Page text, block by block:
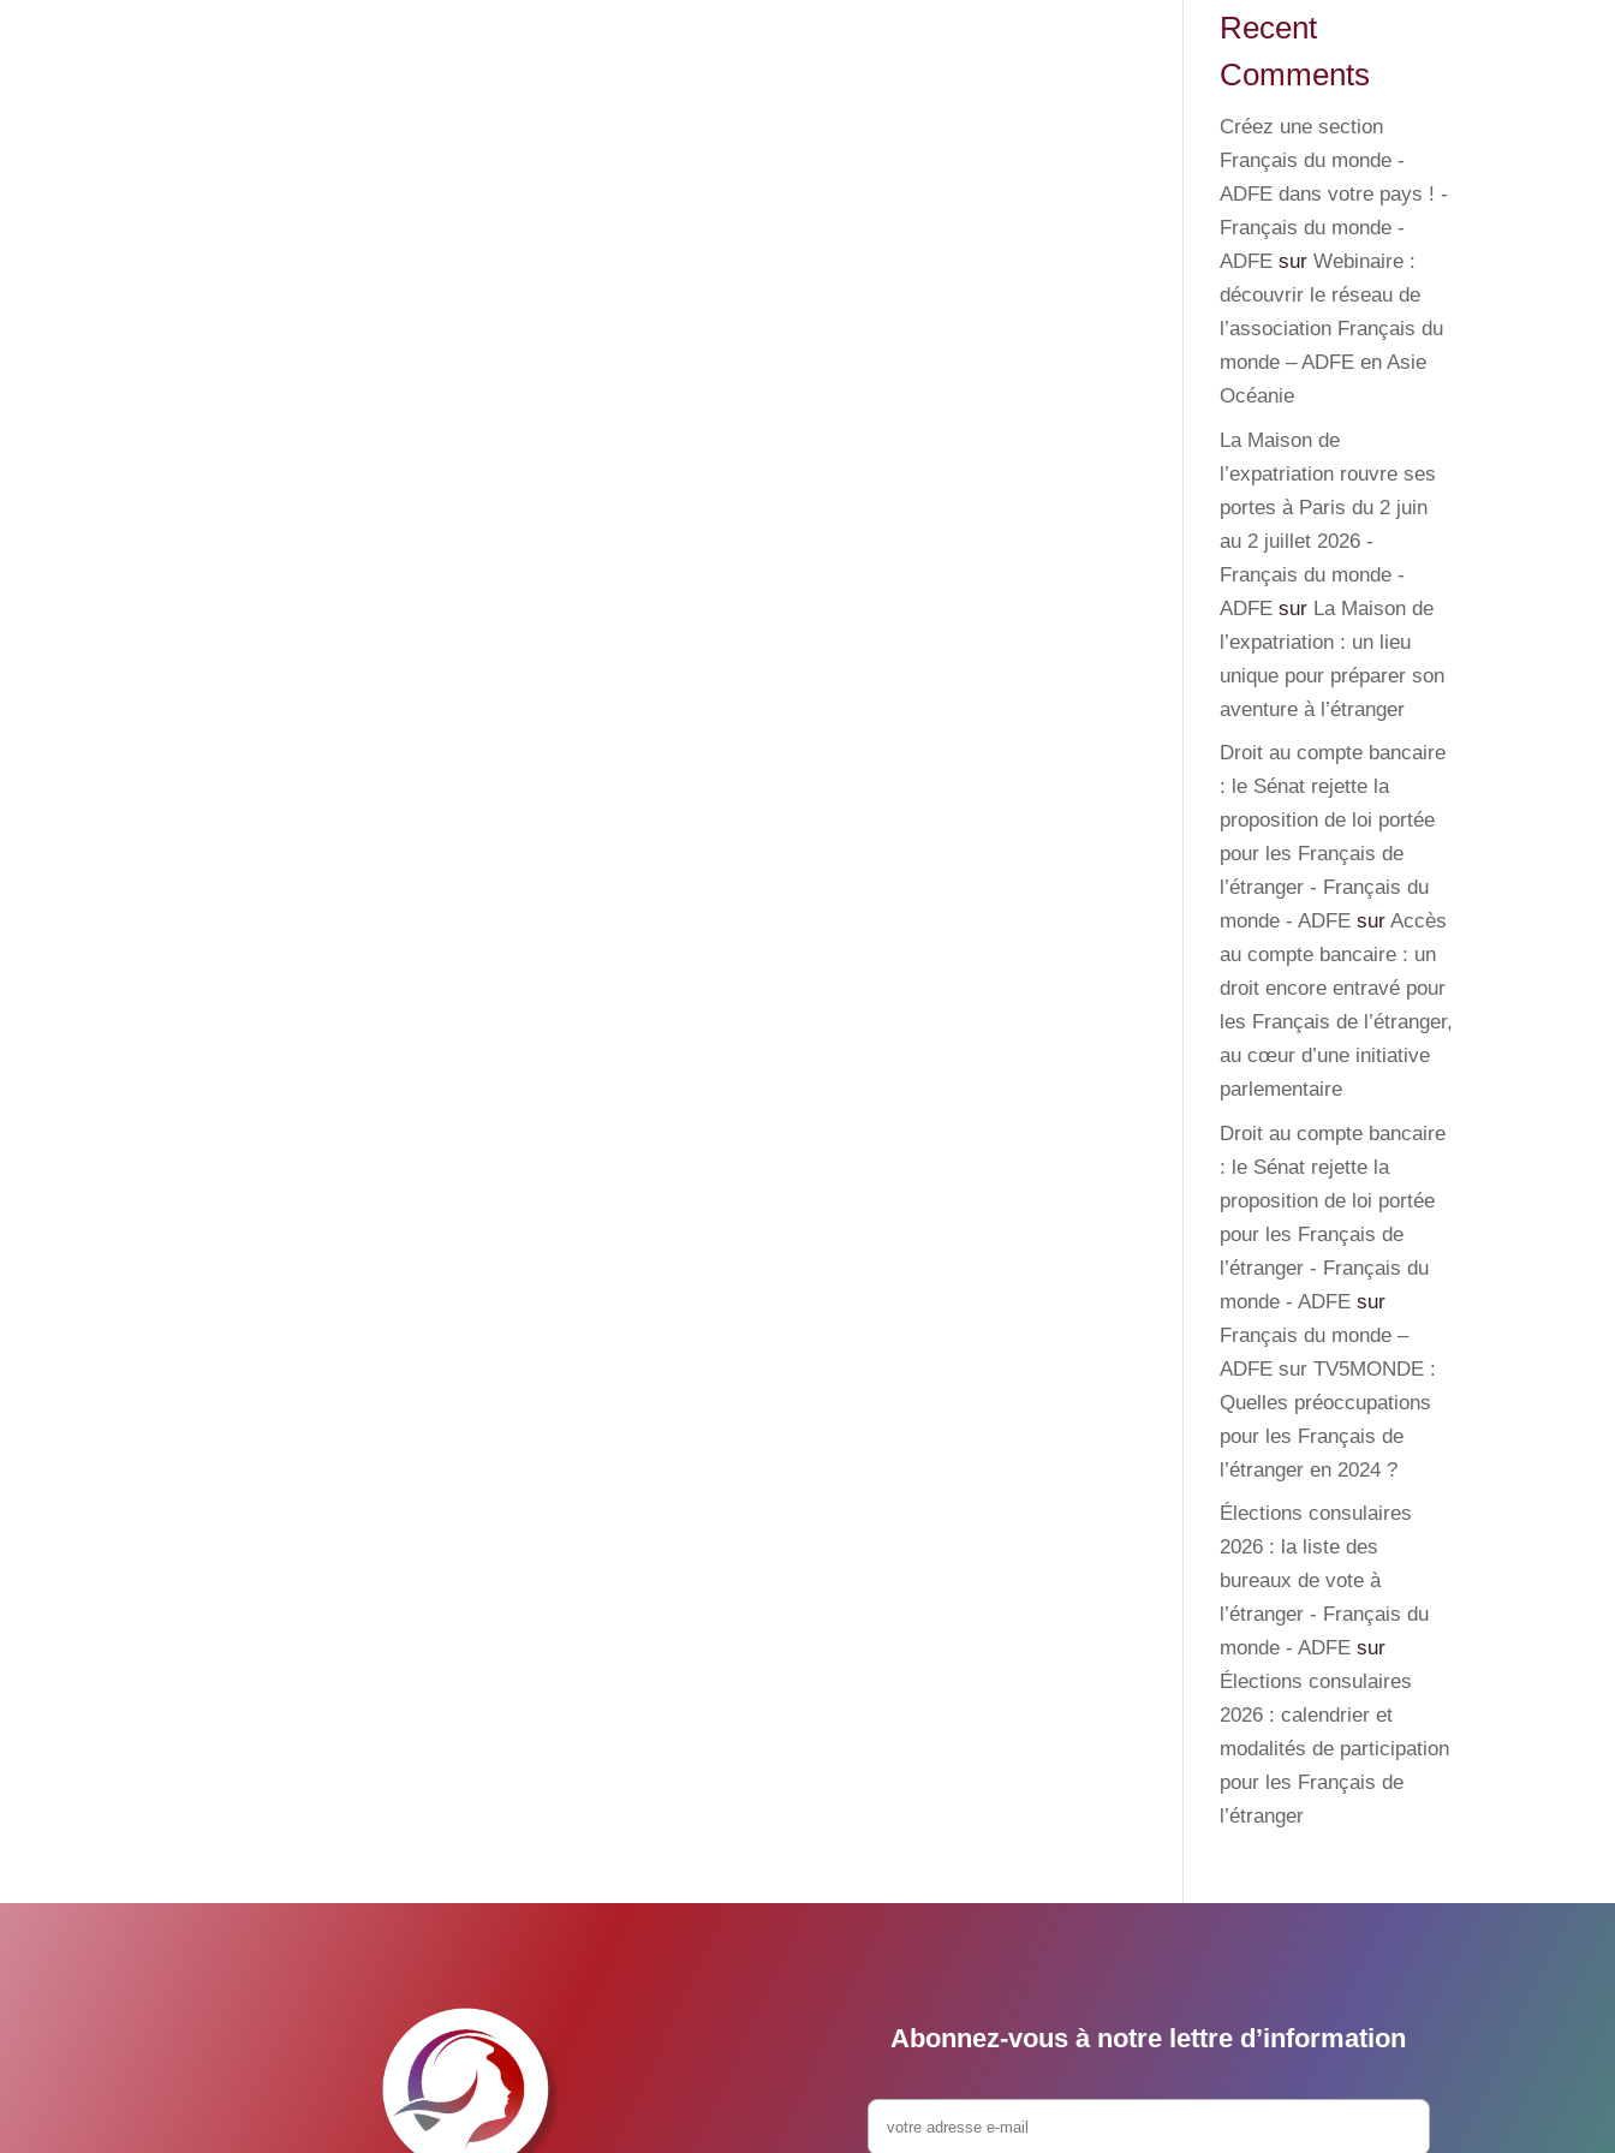
Recent
Comments
Créez une section
Français du monde -
ADFE dans votre pays ! -
Français du monde -
ADFE surWebinaire :
découvrir le réseau de
l’association Français du
monde – ADFE en Asie
Océanie
La Maison de
l’expatriation rouvre ses
portes à Paris du 2 juin
au 2 juillet 2026 -
Français du monde -
ADFE sur La Maison de
l’expatriation : un lieu
unique pour préparer son
aventure à l’étranger
Droit au compte bancaire
: le Sénat rejette la
proposition de loi portée
pour les Français de
l’étranger - Français du
monde - ADFE surAccès
au compte bancaire : un
droit encore entravé pour
les Français de l’étranger,
au cœur d’une initiative
parlementaire
Droit au compte bancaire
: le Sénat rejette la
proposition de loi portée
pour les Français de
l’étranger - Français du
monde - ADFE sur
Français du monde –
ADFE sur TV5MONDE :
Quelles préoccupations
pour les Français de
l’étranger en 2024 ?
Élections consulaires
2026 : la liste des
bureaux de vote à
l’étranger - Français du
monde - ADFE sur
Élections consulaires
2026 : calendrier et
modalités de participation
pour les Français de
l’étranger
Abonnez-vous à notre lettre d’information